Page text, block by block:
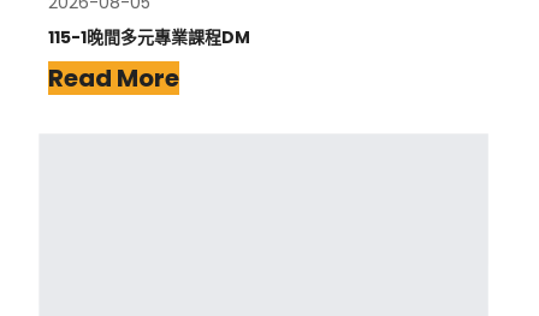
115-1晚間多元專業課程DM
Read More